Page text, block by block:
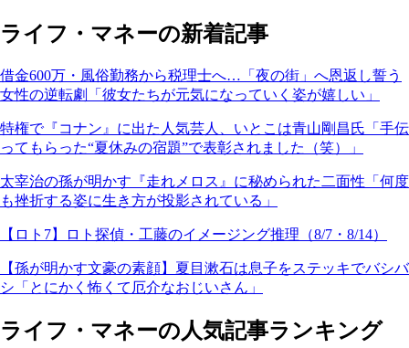
ライフ・マネーの新着記事
借金600万・風俗勤務から税理士へ…「夜の街」へ恩返し誓う
女性の逆転劇「彼女たちが元気になっていく姿が嬉しい」
特権で『コナン』に出た人気芸人、いとこは青山剛昌氏「手伝
ってもらった“夏休みの宿題”で表彰されました（笑）」
太宰治の孫が明かす『走れメロス』に秘められた二面性「何度
も挫折する姿に生き方が投影されている」
【ロト7】ロト探偵・工藤のイメージング推理（8/7・8/14）
【孫が明かす文豪の素顔】夏目漱石は息子をステッキでバシバ
シ「とにかく怖くて厄介なおじいさん」
ライフ・マネーの人気記事ランキング